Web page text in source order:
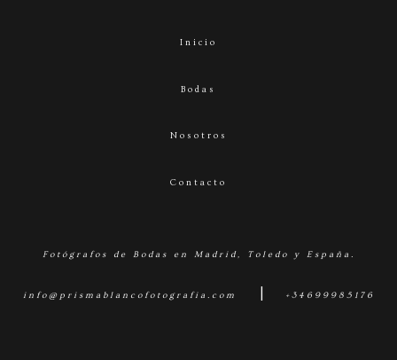
Inicio
Bodas
Nosotros
Contacto
Fotógrafos de Bodas en Madrid, Toledo y España.
info@prismablancofotografia.com +34699985176